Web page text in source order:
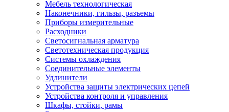
Мебель технологическая
Наконечники, гильзы, разъемы
Приборы измерительные
Расходники
Светосигнальная арматура
Светотехническая продукция
Системы охлаждения
Соединительные элементы
Удлинители
Устройства защиты электрических цепей
Устройства контроля и управления
Шкафы, стойки, рамы